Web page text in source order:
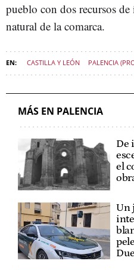
pueblo con dos recursos
natural de la comarca.
CASTILLA Y LEÓN PALENCIA
MÁS EN PALENCIA
De
el
Un